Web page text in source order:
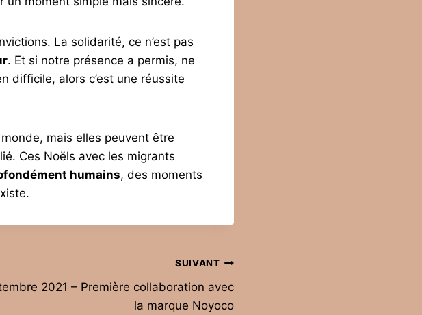
La solidarité, ce n’est pas
. Et si notre présence a permis, ne
difficile, alors c’est une réussite
mais elles peuvent être
Ces Noëls avec les migrants
humains, des moments
SUIVANT
2021 – Première collaboration avec
la marque Noyoco